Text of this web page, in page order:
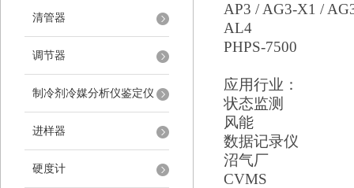
清管器
调节器
制冷剂冷媒分析仪鉴定仪
进样器
硬度计
AP3 / AG3-X1 /
AL4
PHPS-7500
应用行业：
状态监测
风能
数据记录仪
沼气厂
CVMS